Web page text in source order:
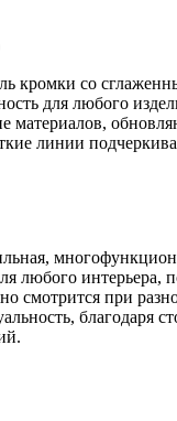
кромки со
для любого
материалов,
линии
любого интерьера,
смотрится при
благодаря